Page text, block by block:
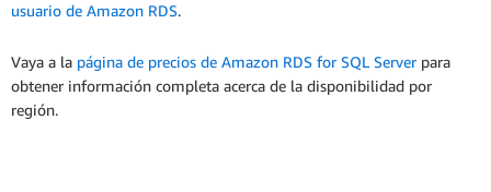
usuario de Amazon RDS.
Vaya a la página de precios de Amazon RDS for SQL Serverpara
obtener información completa acerca de la disponibilidad por
región.